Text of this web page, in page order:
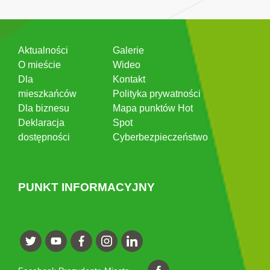
Aktualności
O mieście
Dla
mieszkańców
Dla biznesu
Deklaracja
dostępności
Galerie
Wideo
Kontakt
Polityka prywatności
Mapa punktów Hot
Spot
Cyberbezpieczeństwo
PUNKT INFORMACYJNY